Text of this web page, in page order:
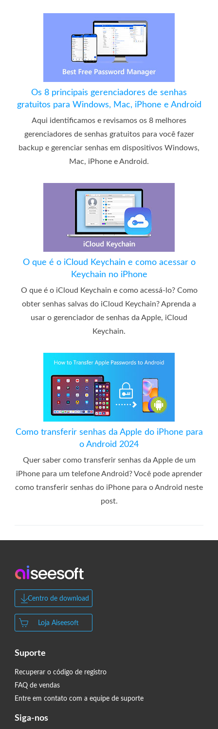
Os 8 principais gerenciadores de senhas
gratuitos para Windows, Mac, iPhone e Android
Aqui identificamos e revisamos os 8 melhores
gerenciadores de senhas gratuitos para você fazer
backup e gerenciar senhas em dispositivos Windows,
Mac, iPhone e Android.
O que é o iCloud Keychain e como acessar o
Keychain no iPhone
O que é o iCloud Keychain e como acessá-lo? Como
obter senhas salvas do iCloud Keychain? Aprenda a
usar o gerenciador de senhas da Apple, iCloud
Keychain.
Como transferir senhas da Apple do iPhone para
o Android 2024
Quer saber como transferir senhas da Apple de um
iPhone para um telefone Android? Você pode aprender
como transferir senhas do iPhone para o Android neste
post.
Centro de download
Loja Aiseesoft
Suporte
Recuperar o código de registro
FAQ de vendas
Entre em contato com a equipe de suporte
Siga-nos